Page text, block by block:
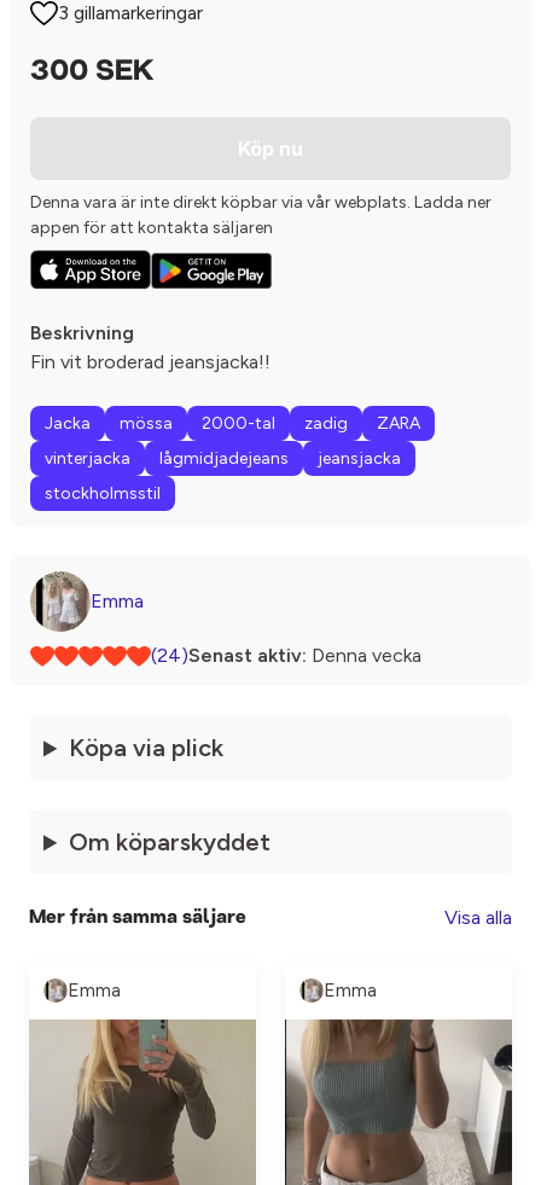
3 gillamarkeringar
300 SEK
Köp nu
Denna vara är inte direkt köpbar via vår webplats. Ladda ner
appen för att kontakta säljaren
Beskrivning
Fin vit broderad jeansjacka!!
Jacka mössa 2000-tal zadig
ZARA
vinterjacka
lågmidjadejeans
jeansjacka
stockholmsstil
Emma
(24)Senast aktiv: Denna vecka
Köpa via plick
Om köparskyddet
Mer från samma säljare Visa alla
Emma Emma